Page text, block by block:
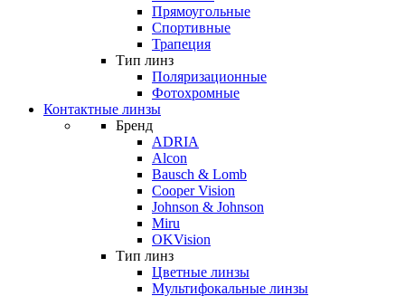
Прямоугольные
Спортивные
Трапеция
Тип линз
Поляризационные
Фотохромные
Контактные линзы
Бренд
ADRIA
Alcon
Bausch & Lomb
Cooper Vision
Johnson & Johnson
Miru
OKVision
Тип линз
Цветные линзы
Мультифокальные линзы